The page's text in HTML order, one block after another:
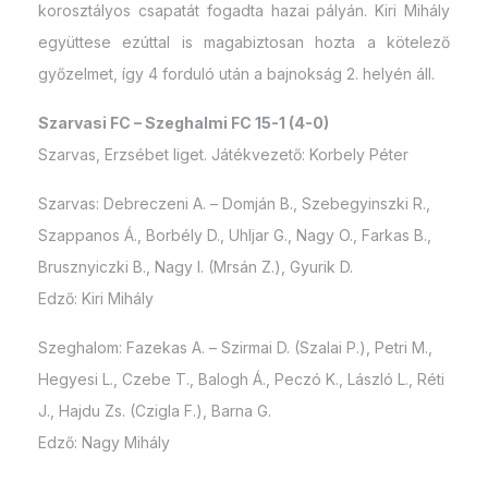
korosztályos csapatát fogadta hazai pályán. Kiri Mihály
együttese ezúttal is magabiztosan hozta a kötelező
győzelmet, így 4 forduló után a bajnokság 2. helyén áll.
Szarvasi FC – Szeghalmi FC 15-1 (4-0)
Szarvas, Erzsébet liget. Játékvezető: Korbely Péter
Szarvas: Debreczeni A. – Domján B., Szebegyinszki R.,
Szappanos Á., Borbély D., Uhljar G., Nagy O., Farkas B.,
Brusznyiczki B., Nagy I. (Mrsán Z.), Gyurik D.
Edző: Kiri Mihály
Szeghalom: Fazekas A. – Szirmai D. (Szalai P.), Petri M.,
Hegyesi L., Czebe T., Balogh Á., Peczó K., László L., Réti
J., Hajdu Zs. (Czigla F.), Barna G.
Edző: Nagy Mihály